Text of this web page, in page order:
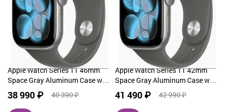
Apple Watch Series 11 46mm
Space Gray Aluminum Case with
Sport Band Stone Gray
38 990 ₽ 40 390 ₽
Apple Watch Series 11 42mm
Space Gray Aluminum Case with
Sport Band Stone Gray
41 490 ₽ 42 990 ₽